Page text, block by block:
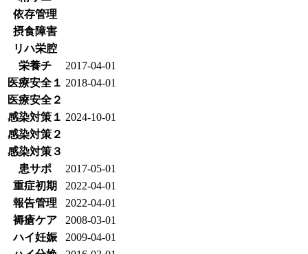
依存管理
摂食障害
リハ栄腔
栄養チ
2017-04-01
医療安全１ 2018-04-01
医療安全２
感染対策１ 2024-10-01
感染対策２
感染対策３
患サポ
2017-05-01
重症初期
2022-04-01
報告管理
2022-04-01
褥瘡ケア
2008-03-01
ハイ妊娠
2009-04-01